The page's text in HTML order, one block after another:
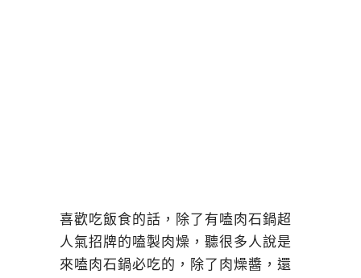
喜歡吃飯食的話，除了有嗑肉石鍋超
人氣招牌的嗑製肉燥，聽很多人說是
來嗑肉石鍋必吃的，除了肉燥醬，還